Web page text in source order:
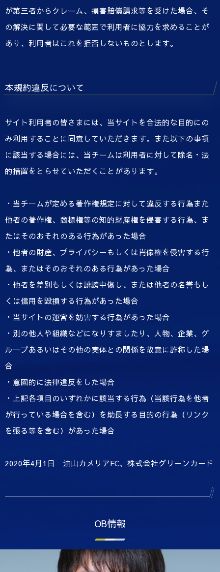
が第三者からクレーム、損害賠償請求等を受けた場合、そ
の解決に関して必要な範囲で利用者に協力を求めることが
あり、利用者はこれを拒否しないものとします。
本規約違反について
サイト利用者の皆さまには、当サイトを合法的な目的にの
み利用することに同意していただきます。また以下の事項
に該当する場合には、当チームは利用者に対して除名・法
的措置をとらせていただくことがあります。
・当チームが定める著作権規定に対して違反する行為また
他者の著作権、商標権等の知的財産権を侵害する行為、ま
たはそのおそれのある行為があった場合
・他者の財産、プライバシーもしくは肖像権を侵害する行
為、またはそのおそれのある行為があった場合
・他者を差別もしくは誹謗中傷し、または他者の名誉もし
くは信用を毀損する行為があった場合
・当サイトの運営を妨害する行為があった場合
・別の他人や組織などになりすましたり、人物、企業、グ
ループあるいはその他の実体との関係を故意に詐称した場
合
・意図的に法律違反をした場合
・上記各項目のいずれかに該当する行為（当該行為を他者
が行っている場合を含む）を助長する目的の行為（リンク
を張る等を含む）があった場合
2020年4月1日 油山カメリアFC、株式会社グリーンカード
OB情報